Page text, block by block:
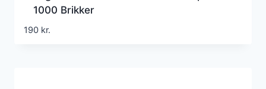
1000 Brikker
190 kr.